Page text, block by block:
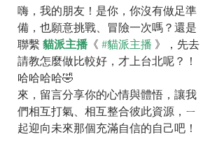
嗨，我的朋友！是你，你沒有做足準
備，也願意挑戰、冒險一次嗎？還是
聯繫 貓派主播 《 #貓派主播 》，先去
請教怎麼做比較好，才上台北呢？！
哈哈哈哈🤣
來，留言分享你的心情與體悟，讓我
們相互打氣、相互整合彼此資源，ㄧ
起迎向未來那個充滿自信的自己吧！